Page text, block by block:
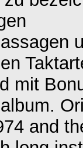
mit
and